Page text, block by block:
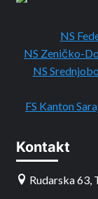
NS
NS Zeničko-
NS
FS Kanton
Kontakt
Rudarska 63,